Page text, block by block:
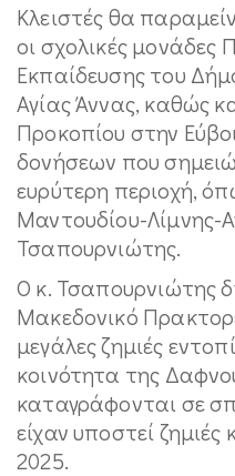
Κλειστές θα
οι σχολικές
Εκπαίδευσης του
Αγίας Άννας, καθώς
Προκοπίου στην
δονήσεων που
ευρύτερη περιοχή,
Μαντουδίου-Λίμνης-
Τσαπουρνιώτης.
Ο κ. Τσαπουρνιώτης
Μακεδονικό
μεγάλες ζημιές
κοινότητα της
καταγράφονται σε
είχαν υποστεί
2025.